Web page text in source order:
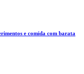
e comida com barata